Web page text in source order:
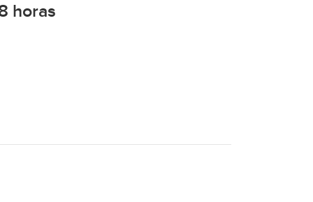
horas